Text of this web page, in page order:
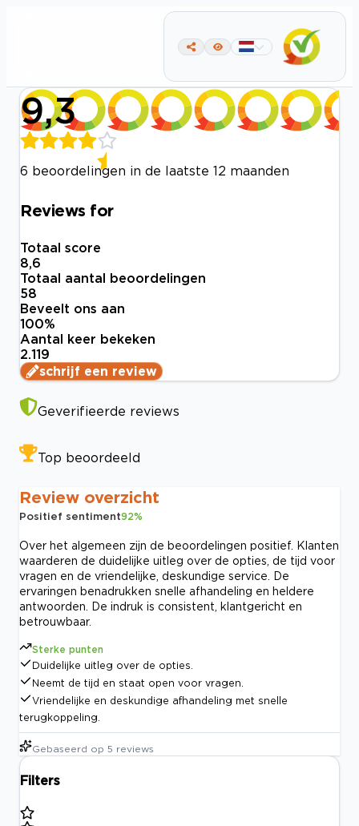
9,3
6 beoordelingen in de laatste 12 maanden
Reviews for
Totaal score
8,6
Totaal aantal beoordelingen
58
Beveelt ons aan
100%
Aantal keer bekeken
2.119
schrijf een review
Geverifieerde reviews
Top beoordeeld
Review overzicht
Positief sentiment92%
Over het algemeen zijn de beoordelingen positief. Klanten
waarderen de duidelijke uitleg over de opties, de tijd voor
vragen en de vriendelijke, deskundige service. De
ervaringen benadrukken snelle afhandeling en heldere
antwoorden. De indruk is consistent, klantgericht en
betrouwbaar.
Sterke punten
Duidelijke uitleg over de opties.
Neemt de tijd en staat open voor vragen.
Vriendelijke en deskundige afhandeling met snelle
terugkoppeling.
Gebaseerd op 5 reviews
Filters